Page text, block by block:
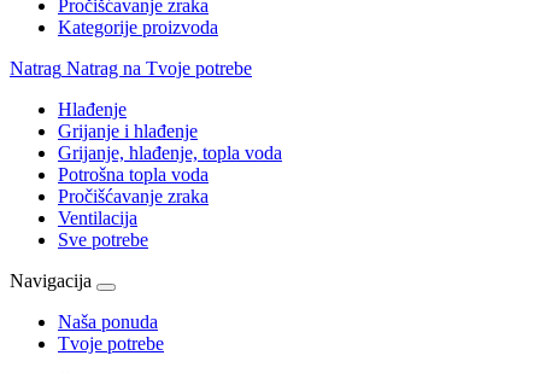
Pročišćavanje zraka
Kategorije proizvoda
Natrag Natrag na Tvoje potrebe
Hlađenje
Grijanje i hlađenje
Grijanje, hlađenje, topla voda
Potrošna topla voda
Pročišćavanje zraka
Ventilacija
Sve potrebe
Navigacija
Naša ponuda
Tvoje potrebe